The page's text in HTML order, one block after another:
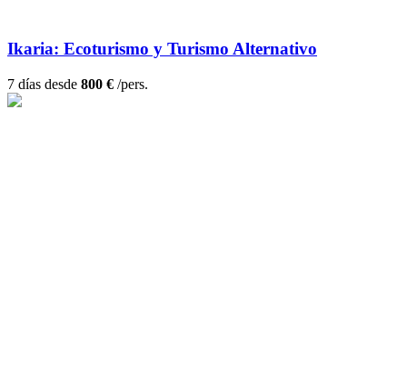
Ikaria: Ecoturismo y Turismo Alternativo
7 días desde 800 € /pers.